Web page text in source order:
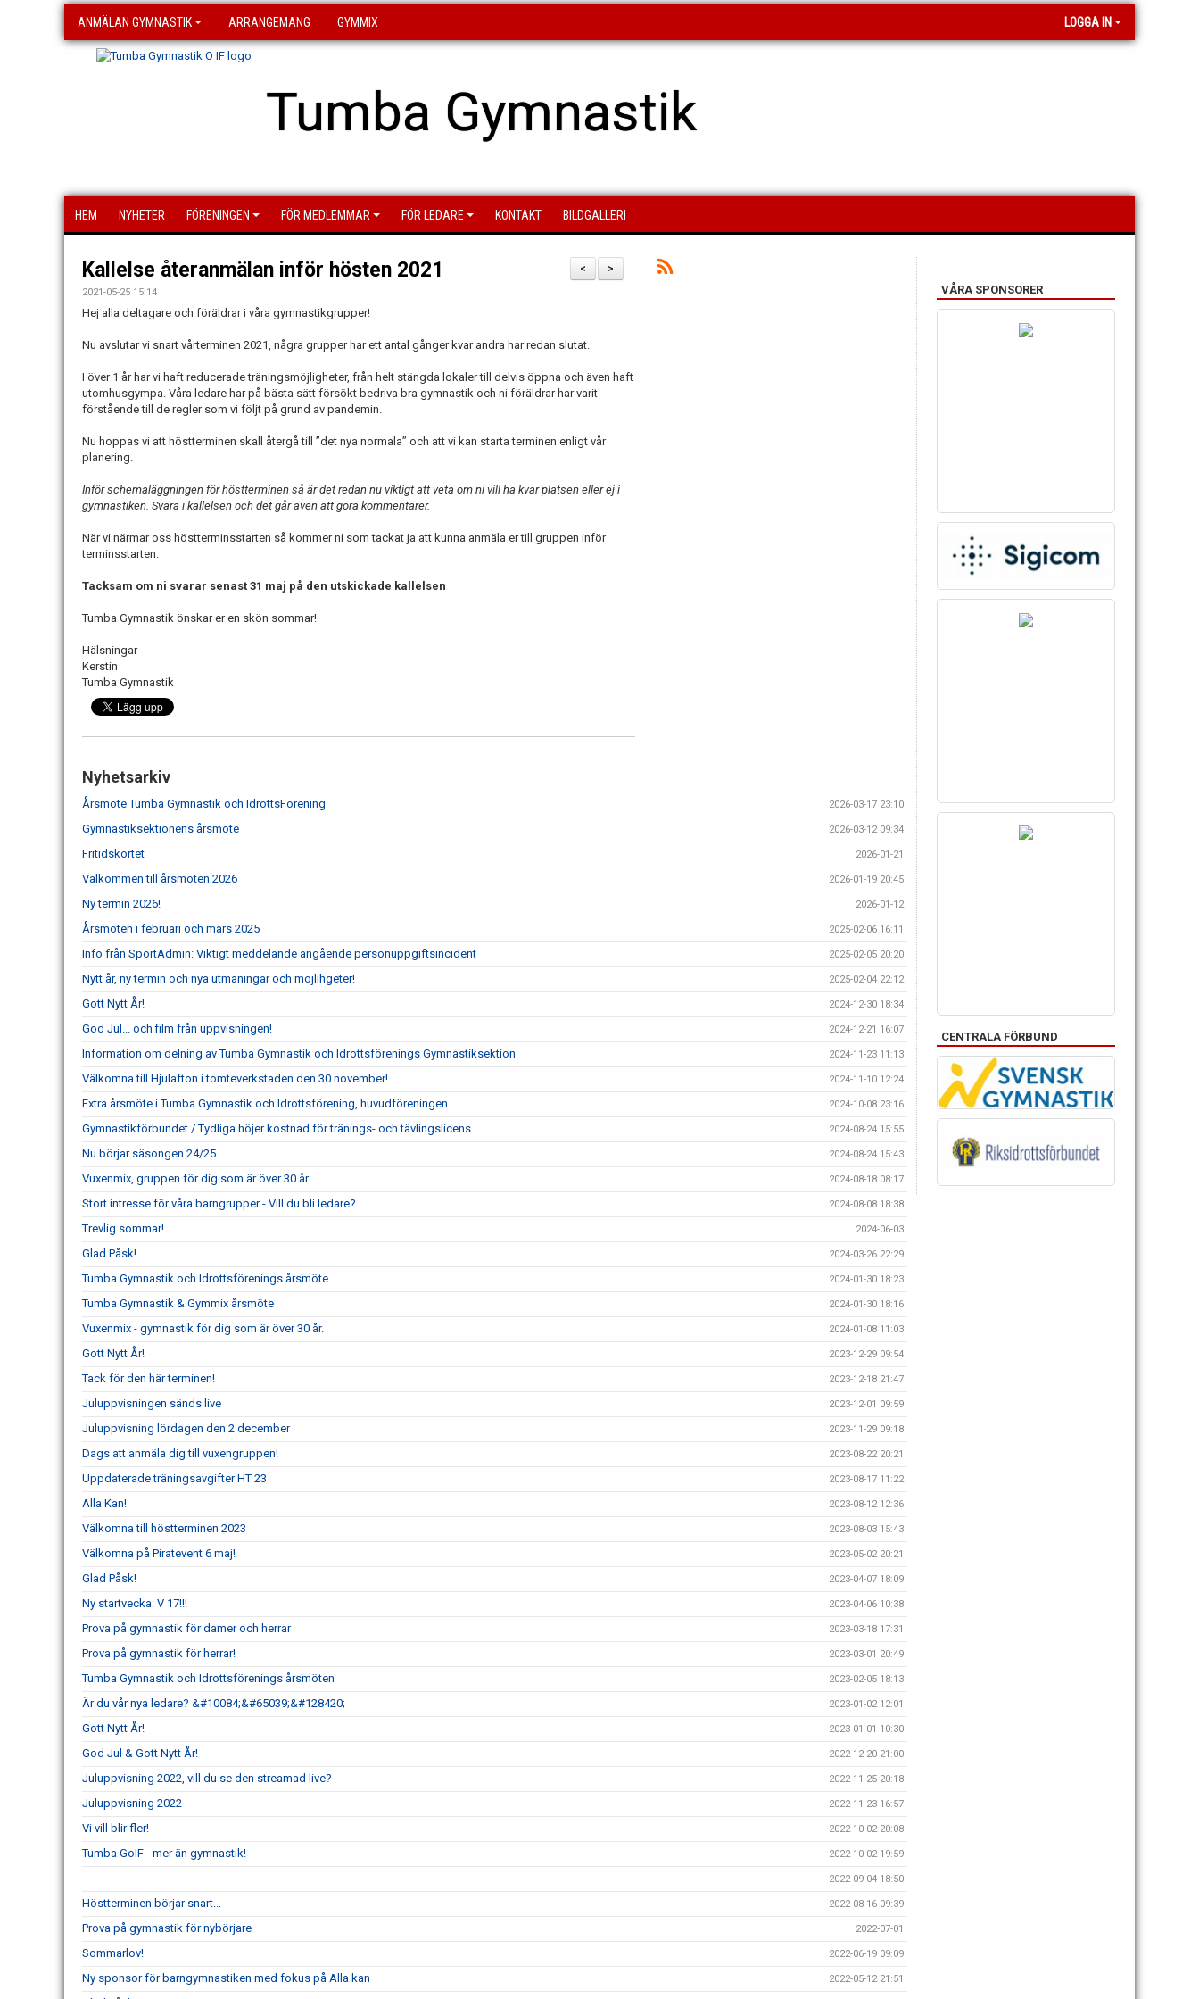
ANMÄLAN GYMNASTIK ARRANGEMANG GYMMIX LOGGA IN
Tumba Gymnastik
HEM NYHETER FÖRENINGEN FÖR MEDLEMMAR FÖR LEDARE KONTAKT BILDGALLERI
>
<
Kallelse återanmälan inför hösten 2021
2021-05-25 15:14
Hej alla deltagare och föräldrar i våra gymnastikgrupper!
Nu avslutar vi snart vårterminen 2021, några grupper har ett antal gånger kvar andra har redan slutat.
I över 1 år har vi haft reducerade träningsmöjligheter, från helt stängda lokaler till delvis öppna och även haft
utomhusgympa. Våra ledare har på bästa sätt försökt bedriva bra gymnastik och ni föräldrar har varit
förstående till de regler som vi följt på grund av pandemin.
Nu hoppas vi att höstterminen skall återgå till ”det nya normala” och att vi kan starta terminen enligt vår
planering.
Inför schemaläggningen för höstterminen så är det redan nu viktigt att veta om ni vill ha kvar platsen eller ej i
gymnastiken. Svara i kallelsen och det går även att göra kommentarer.
När vi närmar oss höstterminsstarten så kommer ni som tackat ja att kunna anmäla er till gruppen inför
terminsstarten.
Tacksam om ni svarar senast 31 maj på den utskickade kallelsen
Tumba Gymnastik önskar er en skön sommar!
Hälsningar
Kerstin
Tumba Gymnastik
Nyhetsarkiv
Årsmöte Tumba Gymnastik och IdrottsFörening 2026-03-17 23:10
Gymnastiksektionens årsmöte 2026-03-12 09:34
Fritidskortet 2026-01-21
Välkommen till årsmöten 2026 2026-01-19 20:45
Ny termin 2026! 2026-01-12
Årsmöten i februari och mars 2025 2025-02-06 16:11
Info från SportAdmin: Viktigt meddelande angående personuppgiftsincident 2025-02-05 20:20
Nytt år, ny termin och nya utmaningar och möjlihgeter! 2025-02-04 22:12
Gott Nytt År! 2024-12-30 18:34
God Jul... och film från uppvisningen! 2024-12-21 16:07
Information om delning av Tumba Gymnastik och Idrottsförenings Gymnastiksektion 2024-11-23 11:13
Välkomna till Hjulafton i tomteverkstaden den 30 november! 2024-11-10 12:24
Extra årsmöte i Tumba Gymnastik och Idrottsförening, huvudföreningen 2024-10-08 23:16
Gymnastikförbundet / Tydliga höjer kostnad för tränings- och tävlingslicens 2024-08-24 15:55
Nu börjar säsongen 24/25 2024-08-24 15:43
Vuxenmix, gruppen för dig som är över 30 år 2024-08-18 08:17
Stort intresse för våra barngrupper - Vill du bli ledare? 2024-08-08 18:38
Trevlig sommar! 2024-06-03
Glad Påsk! 2024-03-26 22:29
Tumba Gymnastik och Idrottsförenings årsmöte 2024-01-30 18:23
Tumba Gymnastik & Gymmix årsmöte 2024-01-30 18:16
Vuxenmix - gymnastik för dig som är över 30 år. 2024-01-08 11:03
Gott Nytt År! 2023-12-29 09:54
Tack för den här terminen! 2023-12-18 21:47
Juluppvisningen sänds live 2023-12-01 09:59
Juluppvisning lördagen den 2 december 2023-11-29 09:18
Dags att anmäla dig till vuxengruppen! 2023-08-22 20:21
Uppdaterade träningsavgifter HT 23 2023-08-17 11:22
Alla Kan! 2023-08-12 12:36
Välkomna till höstterminen 2023 2023-08-03 15:43
Välkomna på Piratevent 6 maj! 2023-05-02 20:21
Glad Påsk! 2023-04-07 18:09
Ny startvecka: V 17!!! 2023-04-06 10:38
Prova på gymnastik för damer och herrar 2023-03-18 17:31
Prova på gymnastik för herrar! 2023-03-01 20:49
Tumba Gymnastik och Idrottsförenings årsmöten 2023-02-05 18:13
Är du vår nya ledare? &#10084;&#65039;&#128420; 2023-01-02 12:01
Gott Nytt År! 2023-01-01 10:30
God Jul & Gott Nytt År! 2022-12-20 21:00
Juluppvisning 2022, vill du se den streamad live? 2022-11-25 20:18
Juluppvisning 2022 2022-11-23 16:57
Vi vill blir fler! 2022-10-02 20:08
Tumba GoIF - mer än gymnastik! 2022-10-02 19:59
2022-09-04 18:50
Höstterminen börjar snart... 2022-08-16 09:39
Prova på gymnastik för nybörjare 2022-07-01
Sommarlov! 2022-06-19 09:09
Ny sponsor för barngymnastiken med fokus på Alla kan 2022-05-12 21:51
VÅRA SPONSORER
CENTRALA FÖRBUND